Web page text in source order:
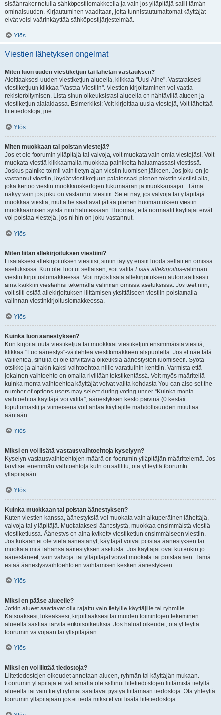
sisäänrakennetulla sähköpostilomakkeella ja vain jos ylläpitäjä sallii tämän
ominaisuuden. Kirjautuminen vaaditaan, jotta tunnistautumattomat käyttäjät
eivät voisi väärinkäyttää sähköpostijärjestelmää.
Ylös
Viestien lähetyksen ongelmat
Miten luon uuden viestiketjun tai lähetän vastauksen?
Aloittaaksesi uuden viestiketjun alueella, klikkaa "Uusi Aihe". Vastataksesi
viestiketjuun klikkaa "Vastaa Viestiin". Viestien kirjoittaminen voi vaatia
rekisteröitymisen. Lista sinun oikeuksistasi alueella on nähtävillä alueen ja
viestiketjun alalaidassa. Esimerkiksi: Voit kirjoittaa uusia viestejä, Voit lähettää
liitetiedostoja, jne.
Ylös
Miten muokkaan tai poistan viestejä?
Jos et ole foorumin ylläpitäjä tai valvoja, voit muokata vain omia viestejäsi. Voit
muokata viestiä klikkaamalla muokkaa-painiketta haluamassasi viestissä.
Joskus painike toimii vain tietyn ajan viestin luomisen jälkeen. Jos joku on jo
vastannut viestiin, löydät viestiketjuun palatessasi pienen tekstin viestisi alla,
joka kertoo viestin muokkauskertojen lukumäärän ja muokkausajan. Tämä
näkyy vain jos joku on vastannut viestiin. Se ei näy, jos valvoja tai ylläpitäjä
muokkaa viestiä, mutta he saattavat jättää pienen huomautuksen viestin
muokkaamisen syistä niin halutessaan. Huomaa, että normaalit käyttäjät eivät
voi poistaa viestejä, jos niihin on joku vastannut.
Ylös
Miten liitän allekirjoituksen viestiini?
Lisätäksesi allekirjoituksen viestiisi, sinun täytyy ensin luoda sellainen omissa
asetuksissa. Kun olet luonut sellaisen, voit valita Lisää allekirjoitus-valinnan
viestin kirjoituslomakkeessa. Voit myös lisätä allekirjoituksen automaattisesti
aina kaikkiin viesteihisi tekemällä valinnan omissa asetuksissa. Jos teet niin,
voit silti estää allekirjoituksen liittämisen yksittäiseen viestiin poistamalla
valinnan viestinkirjoituslomakkeessa.
Ylös
Kuinka luon äänestyksen?
Kun kirjoitat uuta viestiketjua tai muokkaat viestiketjun ensimmäistä viestiä,
klikkaa "Luo äänestys"-välilehteä viestilomakkeen alapuolella. Jos et näe tätä
välilehteä, sinulla ei ole tarvittavia oikeuksia äänestysten luomiseen. Syötä
otsikko ja ainakin kaksi vaihtoehtoa niille varattuihin kenttiin. Varmista että
jokainen vaihtoehto on omalla rivillään tekstikentässä. Voit myös määritellä
kuinka monta vaihtoehtoa käyttäjät voivat valita kohdasta You can also set the
number of options users may select during voting under “Kuinka monta
vaihtoehtoa käyttäjä voi valita”, äänestyksen kesto päivinä (0 kestää
loputtomasti) ja viimeisenä voit antaa käyttäjille mahdollisuuden muuttaa
ääntään.
Ylös
Miksi en voi lisätä vastausvaihtoehtoja kyselyyn?
Kyselyn vastausvaihtoehtojen määrä on foorumin ylläpitäjän määrittelemä. Jos
tarvitset enemmän vaihtoehtoja kuin on sallittu, ota yhteyttä foorumin
ylläpitäjään.
Ylös
Kuinka muokkaan tai poistan äänestyksen?
Kuten viestien kanssa, äänestyksiä voi muokata vain alkuperäinen lähettäjä,
valvoja tai ylläpitäjä. Muokataksesi äänestystä, muokkaa ensimmäistä viestiä
viestiketjussa. Äänestys on aina kytketty viestiketjun ensimmäiseen viestiin.
Jos kukaan ei ole vielä äänestänyt, käyttäjät voivat poistaa äänestyksen tai
muokata mitä tahansa äänestyksen asetusta. Jos käyttäjät ovat kuitenkin jo
äänestäneet, vain valvojat tai ylläpitäjät voivat muokata tai poistaa sen. Tämä
estää äänestysvaihtoehtojen vaihtamisen kesken äänestyksen.
Ylös
Miksi en pääse alueelle?
Jotkin alueet saattavat olla rajattu vain tietyille käyttäjille tai ryhmille.
Katsoaksesi, lukeaksesi, kirjoittaaksesi tai muiden toimintojen tekeminen
alueella saattaa tarvita erikoisoikeuksia. Jos haluat oikeudet, ota yhteyttä
foorumin valvojaan tai ylläpitäjään.
Ylös
Miksi en voi liittää tiedostoja?
Liitetiedostojen oikeudet annetaan alueen, ryhmän tai käyttäjän mukaan.
Foorumin ylläpitäjä ei välttämättä ole sallinut liitetiedostojen liittämistä tietyllä
alueella tai vain tietyt ryhmät saattavat pystyä liittämään tiedostoja. Ota yhteyttä
foorumin ylläpitäjään jos et tiedä miksi et voi lisätä liitetiedostoja.